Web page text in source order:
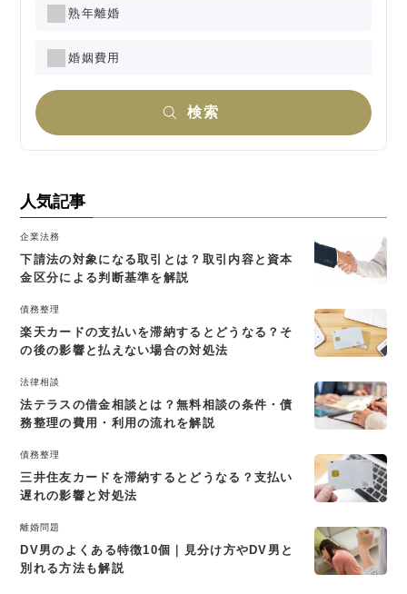
熟年離婚
婚姻費用
検索
人気記事
企業法務
下請法の対象になる取引とは？取引内容と資本
金区分による判断基準を解説
債務整理
楽天カードの支払いを滞納するとどうなる？そ
の後の影響と払えない場合の対処法
法律相談
法テラスの借金相談とは？無料相談の条件・債
務整理の費用・利用の流れを解説
債務整理
三井住友カードを滞納するとどうなる？支払い
遅れの影響と対処法
離婚問題
DV男のよくある特徴10個｜見分け方やDV男と
別れる方法も解説